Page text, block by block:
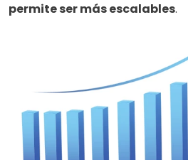
permite ser más escalables.